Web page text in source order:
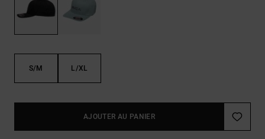
S/M L/XL
AJOUTER AU PANIER